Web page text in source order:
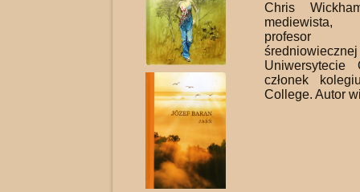
Chris
mediewista,
Uniwersytecie
członek
College. Autor